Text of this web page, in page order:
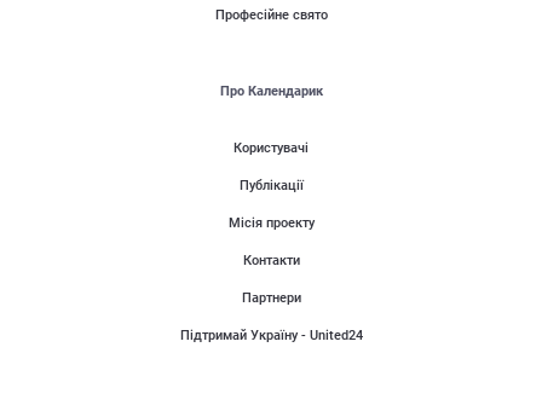
Професійне свято
Про Календарик
Користувачі
Публікації
Місія проекту
Контакти
Партнери
Підтримай Україну - United24